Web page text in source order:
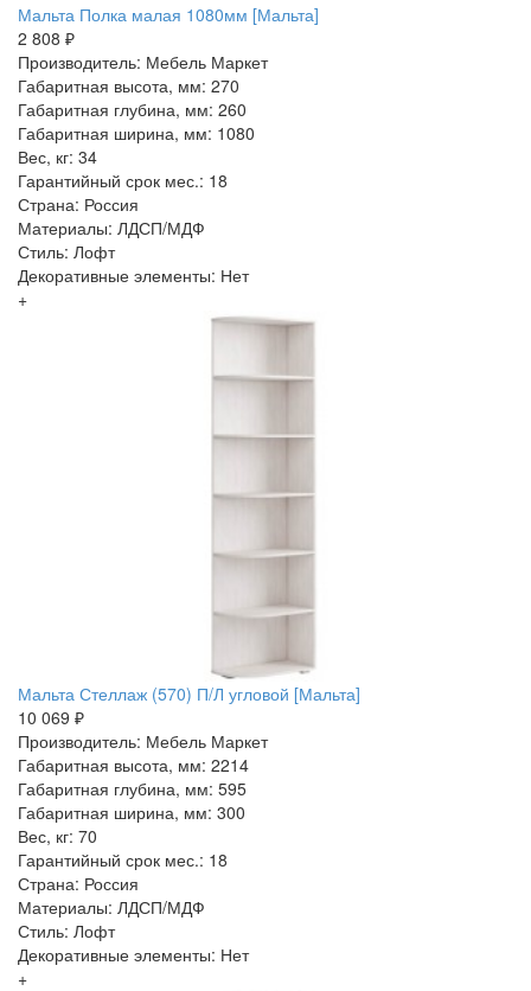
Мальта Полка малая 1080мм [Мальта]
2 808 ₽
Производитель: Мебель Маркет
Габаритная высота, мм: 270
Габаритная глубина, мм: 260
Габаритная ширина, мм: 1080
Вес, кг: 34
Гарантийный срок мес.: 18
Страна: Россия
Материалы: ЛДСП/МДФ
Стиль: Лофт
Декоративные элементы: Нет
+
Мальта Стеллаж (570) П/Л угловой [Мальта]
10 069 ₽
Производитель: Мебель Маркет
Габаритная высота, мм: 2214
Габаритная глубина, мм: 595
Габаритная ширина, мм: 300
Вес, кг: 70
Гарантийный срок мес.: 18
Страна: Россия
Материалы: ЛДСП/МДФ
Стиль: Лофт
Декоративные элементы: Нет
+